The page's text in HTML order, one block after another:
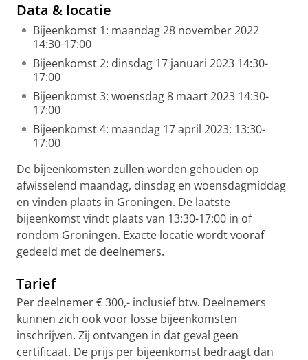
Data & locatie
Bijeenkomst 1: maandag 28 november 2022
14:30-17:00
Bijeenkomst 2: dinsdag 17 januari 2023 14:30-
17:00
Bijeenkomst 3: woensdag 8 maart 2023 14:30-
17:00
Bijeenkomst 4: maandag 17 april 2023: 13:30-
17:00
De bijeenkomsten zullen worden gehouden op
afwisselend maandag, dinsdag en woensdagmiddag
en vinden plaats in Groningen. De laatste
bijeenkomst vindt plaats van 13:30-17:00 in of
rondom Groningen. Exacte locatie wordt vooraf
gedeeld met de deelnemers.
Tarief
Per deelnemer € 300,- inclusief btw. Deelnemers
kunnen zich ook voor losse bijeenkomsten
inschrijven. Zij ontvangen in dat geval geen
certificaat. De prijs per bijeenkomst bedraagt dan